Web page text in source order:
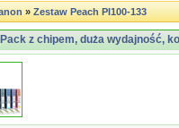
»Zestaw Peach PI100-133
z chipem, duża wydajność,